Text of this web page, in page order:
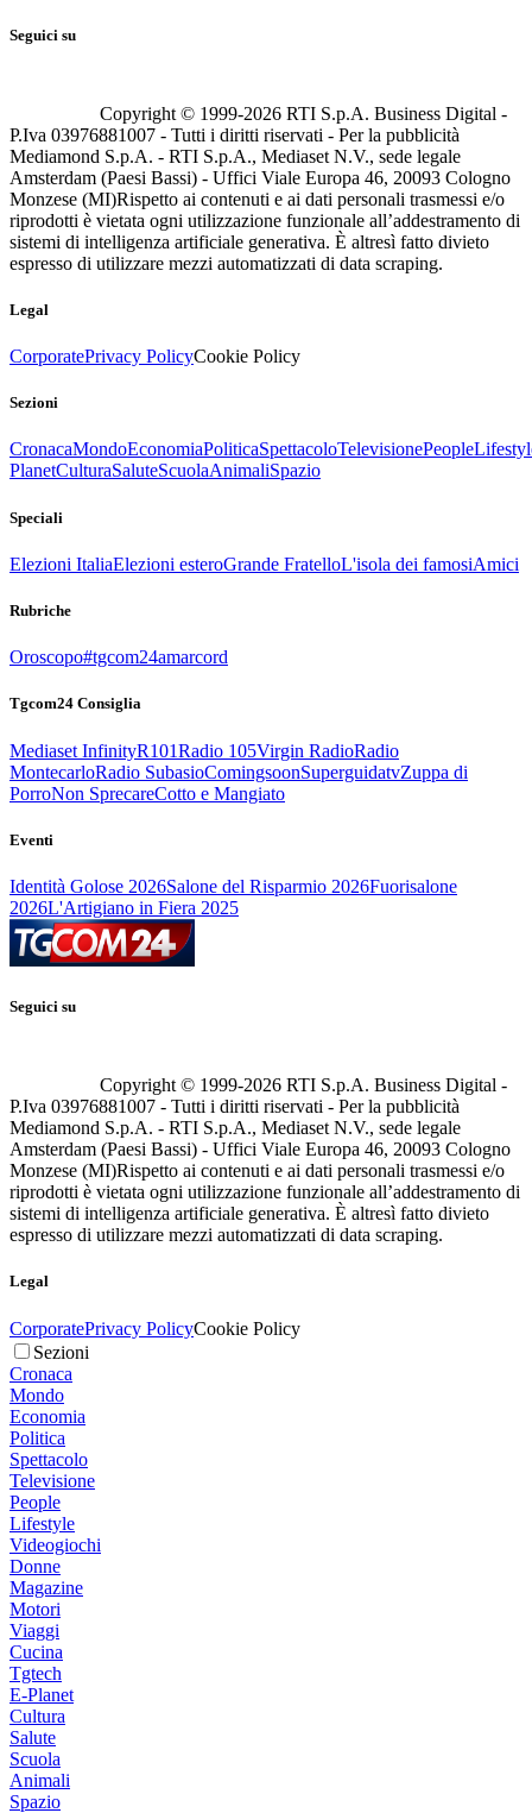
Seguici su
Copyright © 1999-2026 RTI S.p.A. Business Digital -
P.Iva 03976881007 - Tutti i diritti riservati - Per la pubblicità
Mediamond S.p.A. - RTI S.p.A., Mediaset N.V., sede legale
Amsterdam (Paesi Bassi) - Uffici Viale Europa 46, 20093 Cologno
Monzese (MI)Rispetto ai contenuti e ai dati personali trasmessi e/o
riprodotti è vietata ogni utilizzazione funzionale all’addestramento di
sistemi di intelligenza artificiale generativa. È altresì fatto divieto
espresso di utilizzare mezzi automatizzati di data scraping.
Legal
CorporatePrivacy PolicyCookie Policy
Sezioni
CronacaMondoEconomiaPoliticaSpettacoloTelevisionePeople
PlanetCulturaSaluteScuolaAnimaliSpazio
Speciali
Elezioni ItaliaElezioni esteroGrande FratelloL'isola dei famosiAmici
Rubriche
Oroscopo#tgcom24amarcord
Tgcom24 Consiglia
Mediaset InfinityR101Radio 105Virgin RadioRadio
MontecarloRadio SubasioComingsoonSuperguidatvZuppa di
PorroNon SprecareCotto e Mangiato
Eventi
Identità Golose 2026Salone del Risparmio 2026Fuorisalone
2026L'Artigiano in Fiera 2025
Seguici su
Copyright © 1999-2026 RTI S.p.A. Business Digital -
P.Iva 03976881007 - Tutti i diritti riservati - Per la pubblicità
Mediamond S.p.A. - RTI S.p.A., Mediaset N.V., sede legale
Amsterdam (Paesi Bassi) - Uffici Viale Europa 46, 20093 Cologno
Monzese (MI)Rispetto ai contenuti e ai dati personali trasmessi e/o
riprodotti è vietata ogni utilizzazione funzionale all’addestramento di
sistemi di intelligenza artificiale generativa. È altresì fatto divieto
espresso di utilizzare mezzi automatizzati di data scraping.
Legal
CorporatePrivacy PolicyCookie Policy
Sezioni
Cronaca
Mondo
Economia
Politica
Spettacolo
Televisione
People
Lifestyle
Videogiochi
Donne
Magazine
Motori
Viaggi
Cucina
Tgtech
E-Planet
Cultura
Salute
Scuola
Animali
Spazio